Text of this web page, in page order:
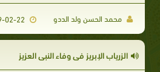
محمد الحسن ولد الددو
الزرياب الإبريز في وفاء النبي العزيز